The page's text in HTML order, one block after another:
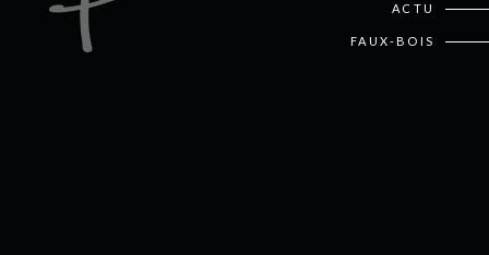
ACTU
FAUX-BOIS